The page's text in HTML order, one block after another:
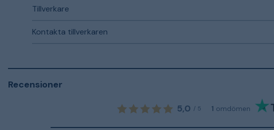
Tillverkare
Kontakta tillverkaren
Recensioner
5,0 / 5 1 omdömen